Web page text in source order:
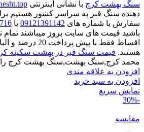
سنگ بهشت کرج با نشانی اینترنتی
دهنده سنگ قبر به سراسر کشور هستیم
سفارش با شماره های 09121391142 یا
باشید قیمت های سایت بروز میباشند تمام
هستند. قیمت سنگ قبر در بهشت سکینه
محمد کرج,سنگ بهشت,سنگ بهشت کرج را
افزودن به علاقه مندی
افزودن به سبد خرید
نمایش سریع
-30%
مقايسه